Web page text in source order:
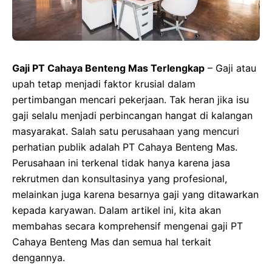
Gaji PT Cahaya Benteng Mas Terlengkap – Gaji atau
upah tetap menjadi faktor krusial dalam
pertimbangan mencari pekerjaan. Tak heran jika isu
gaji selalu menjadi perbincangan hangat di kalangan
masyarakat. Salah satu perusahaan yang mencuri
perhatian publik adalah PT Cahaya Benteng Mas.
Perusahaan ini terkenal tidak hanya karena jasa
rekrutmen dan konsultasinya yang profesional,
melainkan juga karena besarnya gaji yang ditawarkan
kepada karyawan. Dalam artikel ini, kita akan
membahas secara komprehensif mengenai gaji PT
Cahaya Benteng Mas dan semua hal terkait
dengannya.